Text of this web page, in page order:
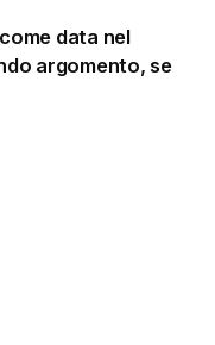
data nel
argomento, se